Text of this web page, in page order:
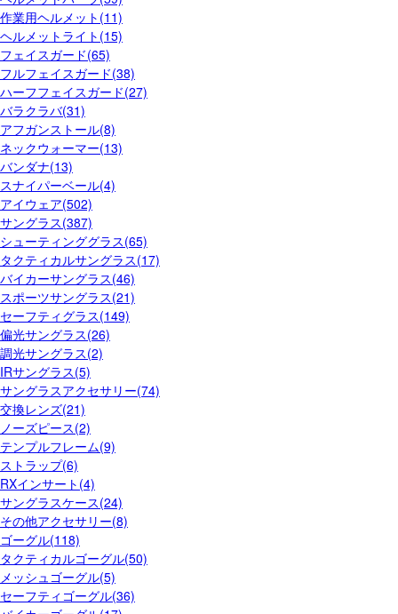
作業用ヘルメット(11)
ヘルメットライト(15)
フェイスガード(65)
フルフェイスガード(38)
ハーフフェイスガード(27)
バラクラバ(31)
アフガンストール(8)
ネックウォーマー(13)
バンダナ(13)
スナイパーベール(4)
アイウェア(502)
サングラス(387)
シューティンググラス(65)
タクティカルサングラス(17)
バイカーサングラス(46)
スポーツサングラス(21)
セーフティグラス(149)
偏光サングラス(26)
調光サングラス(2)
IRサングラス(5)
サングラスアクセサリー(74)
交換レンズ(21)
ノーズピース(2)
テンプルフレーム(9)
ストラップ(6)
RXインサート(4)
サングラスケース(24)
その他アクセサリー(8)
ゴーグル(118)
タクティカルゴーグル(50)
メッシュゴーグル(5)
セーフティゴーグル(36)